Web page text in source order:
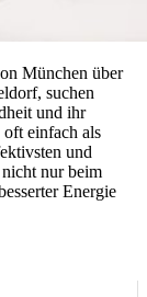
München über
suchen
und ihr
einfach als
und
nur beim
Energie